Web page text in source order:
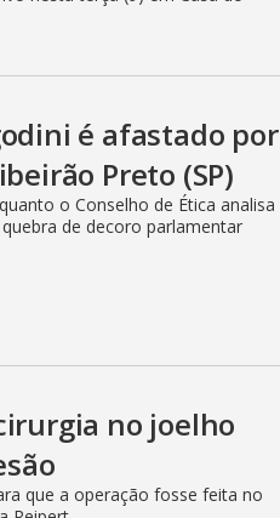
é afastado por
Preto (SP)
o Conselho de Ética analisa
de decoro parlamentar
no joelho
que a operação fosse feita no